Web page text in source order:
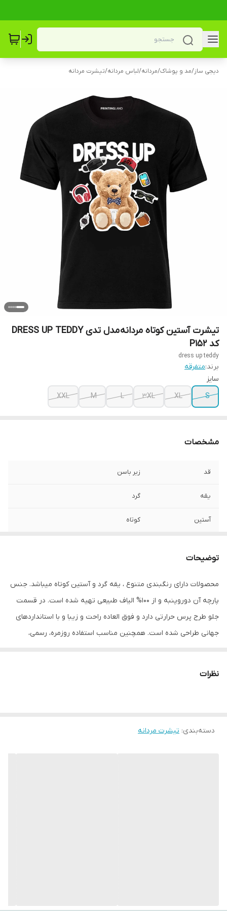
دیجی ساز/مد و پوشاک/مردانه/لباس مردانه/تیشرت مردانه
تیشرت آستین کوتاه مردانه مدل تدی DRESS UP TEDDY
کد P152
dress up teddy
برند:متفرقه
سایز
S
XL
3XL
L
M
XXL
مشخصات
قد زیر باسن
یقه گرد
آستین کوتاه
توضیحات
محصولات دارای رنگبندی متنوع ، یقه گرد و آستین کوتاه میباشد. جنس
پارچه آن دوروپنبه و از 100% الیاف طبیعی تهیه شده است. در قسمت
جلو طرح پرس حرارتی دارد و فوق العاده راحت و زیبا و با استانداردهای
جهانی طراحی شده است. همچنین مناسب استفاده روزمره، رسمی،
همگی از پارچه‌های %100 طبیعی ساخته شده اند .
نظرات
دسته‌بندی: تیشرت مردانه